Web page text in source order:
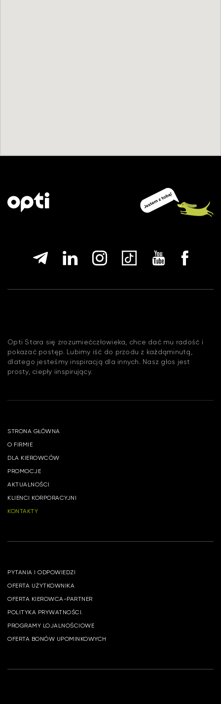
Opti Stara się zrozumiećczłowieka, chce dać mu radość i
pokazać postęp. Lubimy iść do przodu z każdąminutą,
dlatego jesteśmy inspiracją dla innych. Nasz głos jest
prosty, ciepły iinspirujący.
STRONA GŁÓWNA
O FIRMIE
DLA KIEROWCÓW
PROMOCJE
AKTUALNOŚCI
KLIENCI KORPORACYJNI
KONTAKTY
PYTANIA I ODPOWIEDZI
OFERTA UŻYTKOWNIKA
OFERTA KIEROWCA-PARTNER
POLITYKA PRYWATNOŚCI.
PROGRAMY LOJALNOŚCIOWE
OFERTA BONÓW UPOMINKOWYCH